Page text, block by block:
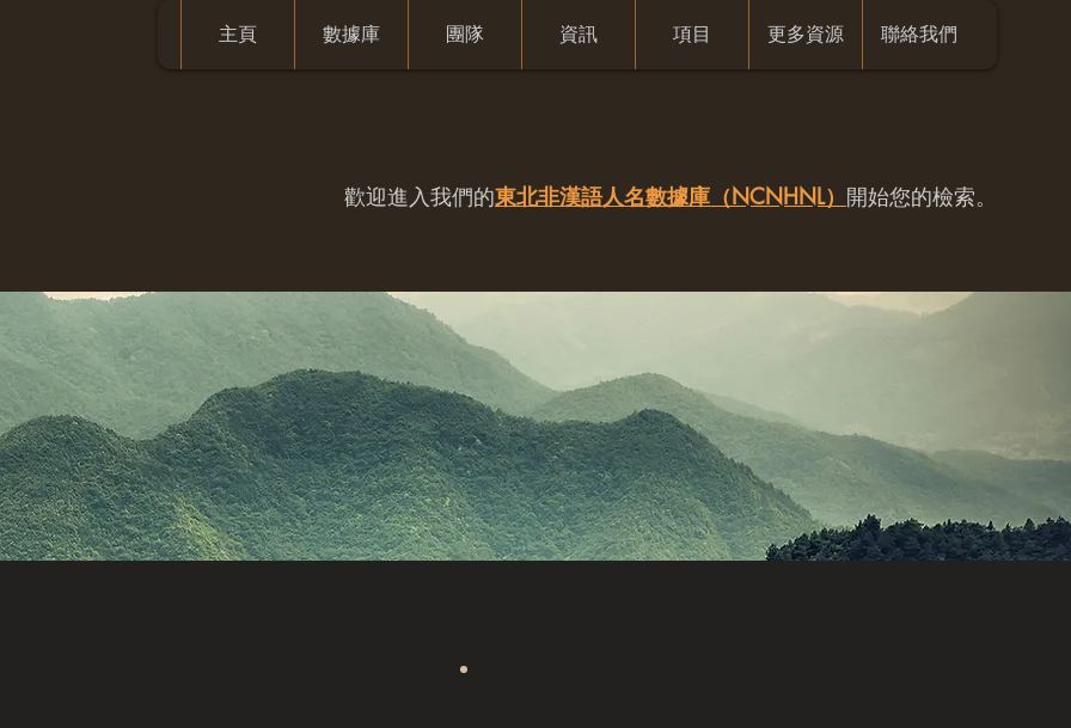
主頁 數據庫 團隊 資訊 項目 更多資源 聯絡我們
歡迎進入我們的東北非漢語人名數據庫（NCNHNL） 開始您的檢索。